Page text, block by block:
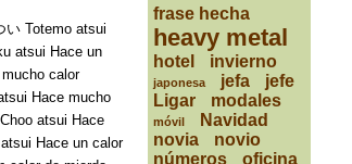
い Totemo atsui
atsui Hace un
calor
Hace mucho
atsui Hace
Hace un calor
frase hecha
heavy metal
hotel invierno
japonesa jefa
jefe
Ligar
modales
móvil
Navidad
novia
novio
números
oficina